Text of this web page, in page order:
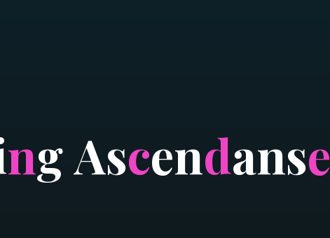
ngAscendanse